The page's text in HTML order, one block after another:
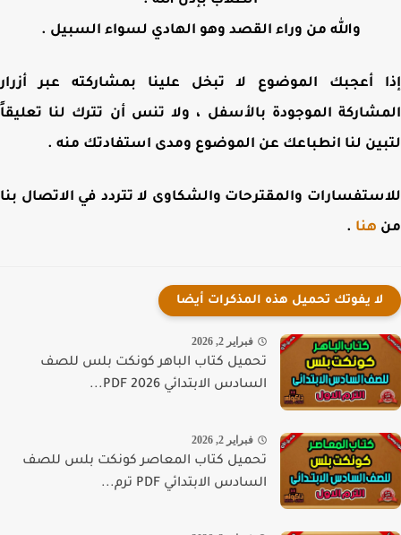
والله من وراء القصد وهو الهادي لسواء السبيل .
أعجبك الموضوع لا تبخل علينا بمشاركته عبر أزرار
الموجودة بالأسفل ، ولا تنس أن تترك لنا تعليقاً
لنا انطباعك عن الموضوع ومدى استفادتك منه .
والمقترحات والشكاوى لا تتردد في الاتصال بنا
هنا.
لا يفوتك تحميل هذه المذكرات أيضا
فبراير 2, 2026
تحميل كتاب الباهر كونكت بلس للصف
السادس الابتدائي PDF 2026...
فبراير 2, 2026
تحميل كتاب المعاصر كونكت بلس للصف
السادس الابتدائي PDF ترم...